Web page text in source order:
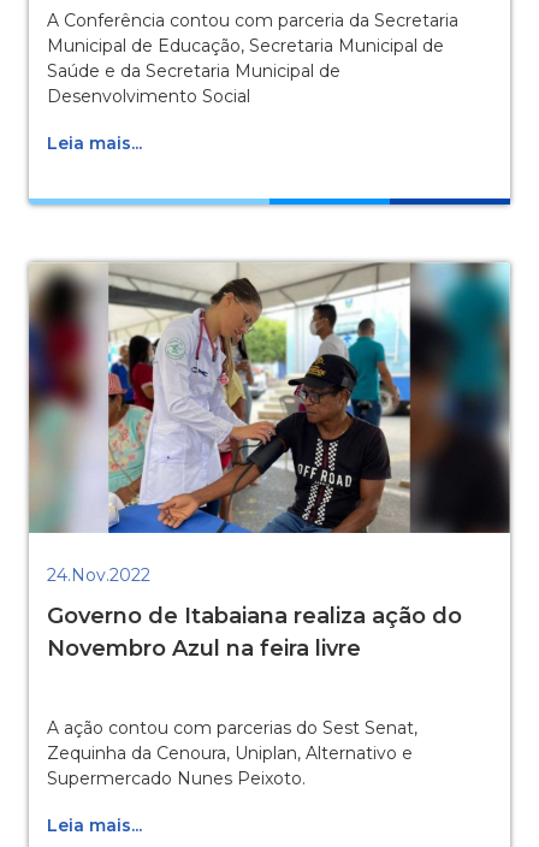
A Conferência contou com parceria da Secretaria
Municipal de Educação, Secretaria Municipal de
Saúde e da Secretaria Municipal de
Desenvolvimento Social
Leia mais...
24.Nov.2022
Governo de Itabaiana realiza ação do
Novembro Azul na feira livre
A ação contou com parcerias do Sest Senat,
Zequinha da Cenoura, Uniplan, Alternativo e
Supermercado Nunes Peixoto.
Leia mais...